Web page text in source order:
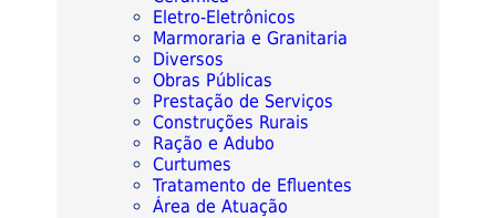
Eletro-Eletrônicos
Marmoraria e Granitaria
Diversos
Obras Públicas
Prestação de Serviços
Construções Rurais
Ração e Adubo
Curtumes
Tratamento de Efluentes
Área de Atuação